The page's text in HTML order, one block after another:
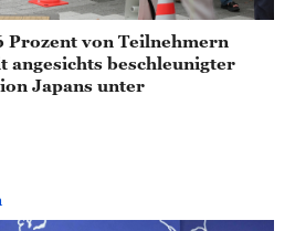
Prozent von Teilnehmern
angesichts beschleunigter
Japans unter